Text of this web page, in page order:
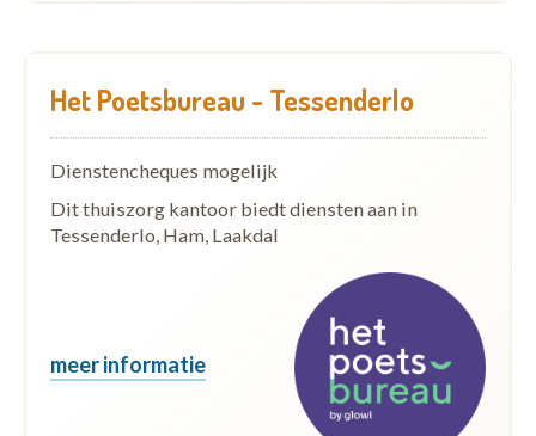
Het Poetsbureau - Tessenderlo
Dienstencheques mogelijk
Dit thuiszorg kantoor biedt diensten aan in
Tessenderlo, Ham, Laakdal
meer informatie